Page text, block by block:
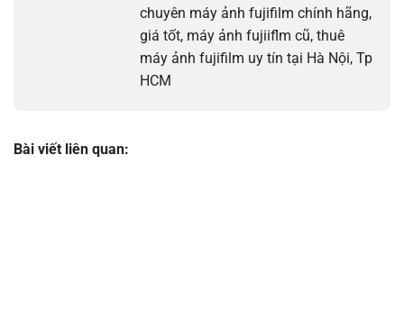
chuyên máy ảnh fujifilm chính hãng,
giá tốt, máy ảnh fujiiflm cũ, thuê
máy ảnh fujifilm uy tín tại Hà Nội, Tp
HCM
Bài viết liên quan: